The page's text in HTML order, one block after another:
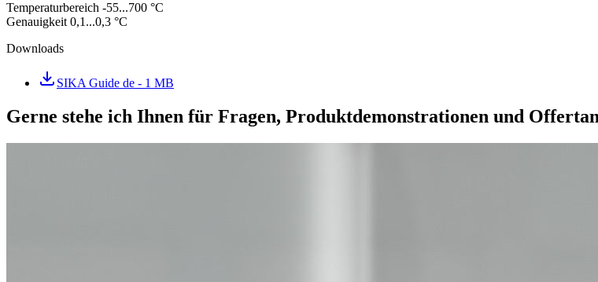
Temperaturbereich -55...700 °C
Genauigkeit 0,1...0,3 °C
Downloads
SIKA Guide de - 1 MB
Gerne stehe ich Ihnen für Fragen, Produktdemonstrationen und